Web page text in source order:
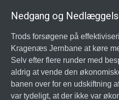
Nedgang og
Trods forsøgene på
Kragenæs Jernbane at køre
Selv efter flere runder med
aldrig at vende den
banen over for en udskiftning
var tydeligt, at der ikke var